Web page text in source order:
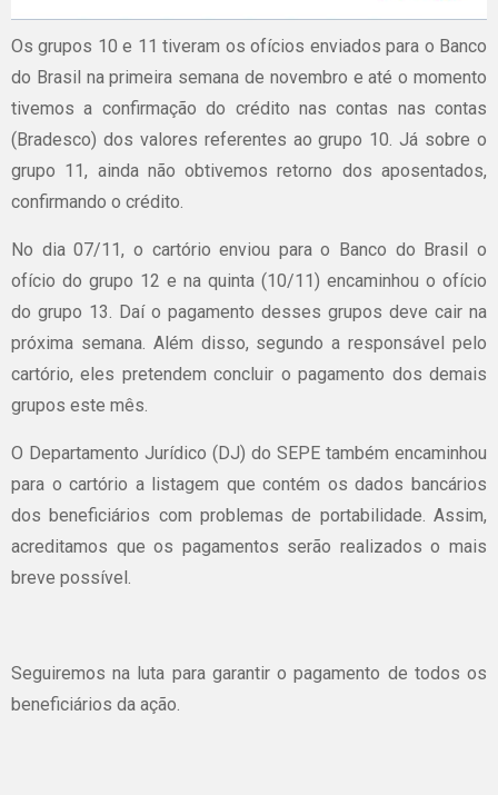
Os grupos 10 e 11 tiveram os ofícios enviados para o Banco
do Brasil na primeira semana de novembro e até o momento
tivemos a confirmação do crédito nas contas nas contas
(Bradesco) dos valores referentes ao grupo 10. Já sobre o
grupo 11, ainda não obtivemos retorno dos aposentados,
confirmando o crédito.
No dia 07/11, o cartório enviou para o Banco do Brasil o
ofício do grupo 12 e na quinta (10/11) encaminhou o ofício
do grupo 13. Daí o pagamento desses grupos deve cair na
próxima semana. Além disso, segundo a responsável pelo
cartório, eles pretendem concluir o pagamento dos demais
grupos este mês.
O Departamento Jurídico (DJ) do SEPE também encaminhou
para o cartório a listagem que contém os dados bancários
dos beneficiários com problemas de portabilidade. Assim,
acreditamos que os pagamentos serão realizados o mais
breve possível.
Seguiremos na luta para garantir o pagamento de todos os
beneficiários da ação.